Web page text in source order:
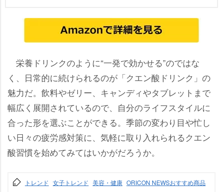
栄養ドリンクのように“一発で効かせる”のではな
く、日常的に続けられるのが「クエン酸ドリンク」の
魅力だ。飲料やゼリー、キャンディやタブレットまで
幅広く展開されているので、自分のライフスタイルに
合った形を選ぶことができる。季節の変わり目や忙し
い日々の疲労感対策に、気軽に取り入れられるクエン
酸習慣を始めてみてはいかがだろうか。
トレンド 女子トレンド 美容・健康 ORICON NEWSおすすめ商品